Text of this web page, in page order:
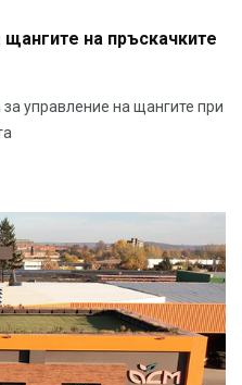
на пръскачките
управление на щангите при